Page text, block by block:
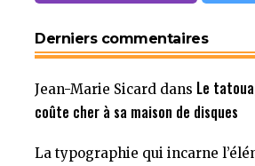
Derniers commentaires
Jean-Marie Sicard dans Le
coûte cher à sa maison de disques
La typographie qui incarne